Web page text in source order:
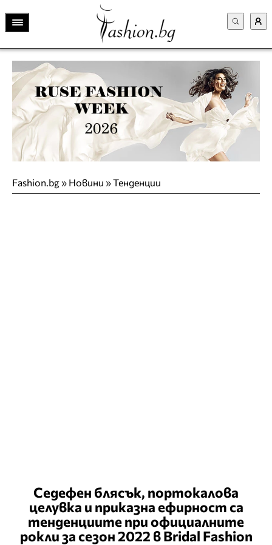
Fashion.bg» Новини »Тенденции
Седефен блясък, портокалова
целувка и приказна ефирност са
тенденциите при официалните
рокли за сезон 2022 в Bridal Fashion